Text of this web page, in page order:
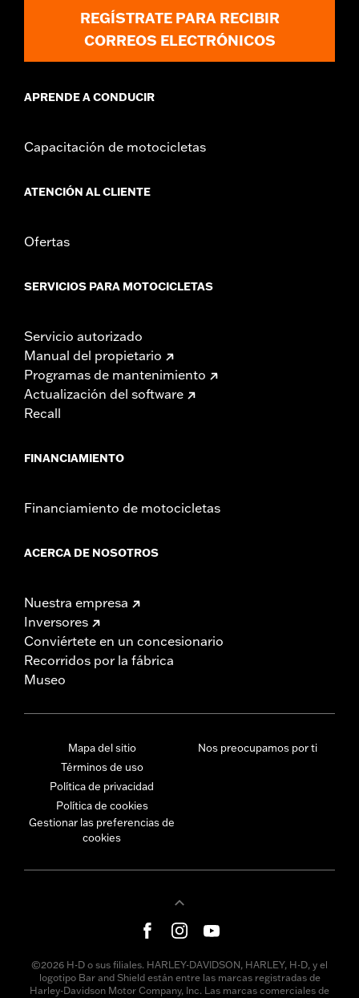
REGÍSTRATE PARA RECIBIR
CORREOS ELECTRÓNICOS
APRENDE A CONDUCIR
Capacitación de motocicletas
ATENCIÓN AL CLIENTE
Ofertas
SERVICIOS PARA MOTOCICLETAS
Servicio autorizado
Manual del propietario
Programas de mantenimiento
Actualización del software
Recall
FINANCIAMIENTO
Financiamiento de motocicletas
ACERCA DE NOSOTROS
Nuestra empresa
Inversores
Conviértete en un concesionario
Recorridos por la fábrica
Museo
Mapa del sitio
Términos de uso
Política de privacidad
Política de cookies
Gestionar las preferencias de
cookies
Nos preocupamos por ti
©2026 H-D o sus filiales. HARLEY-DAVIDSON, HARLEY, H-D, y el
logotipo Bar and Shield están entre las marcas registradas de
Harley-Davidson Motor Company, Inc. Las marcas comerciales de